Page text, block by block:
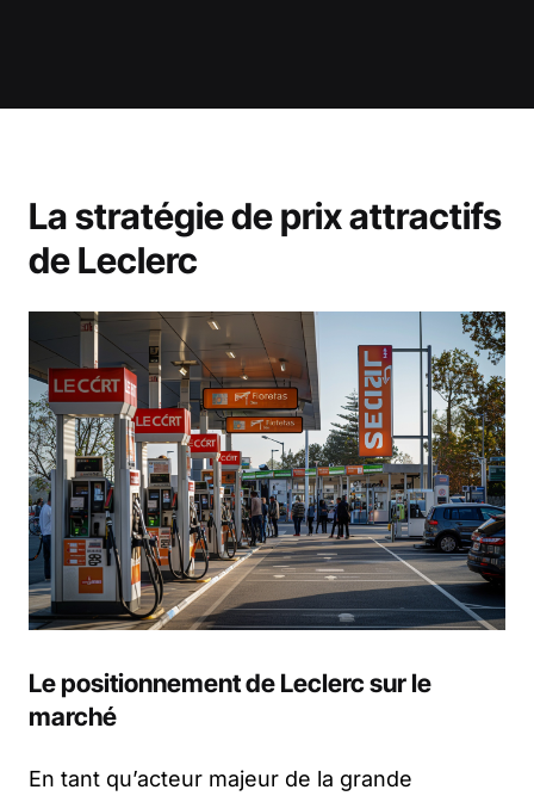
La stratégie de prix attractifs
de Leclerc
Le positionnement de Leclerc sur le
marché
En tant qu’acteur majeur de la grande